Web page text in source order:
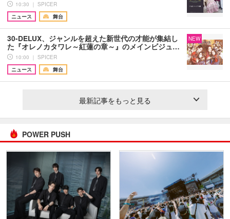
10:30 ｜ SPICER
ニュース
舞台
30-DELUX、ジャンルを超えた新世代の才能が集結し
た『オレノカタワレ～紅蓮の章～』のメインビジュ…
10:00 ｜ SPICER
ニュース
舞台
NEW
最新記事をもっと見る
POWER PUSH